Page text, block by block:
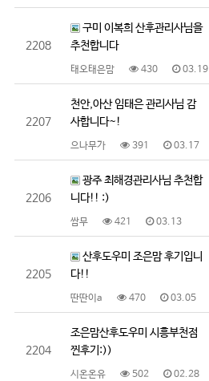
2208
구미 이복희 산후관리사님을
추천합니다
태오태은맘 430 03.19
2207
천안,아산 임태은 관리사님 감
사합니다~!
으나무가 391 03.17
2206
광주 최해경관리사님 추천합
니다!! :)
쌈무 421 03.13
2205
산후도우미 조은맘 후기입니
다!!
딴딴이a 470 03.05
2204
조은맘산후도우미 시흥부천점
찐후기:))
시온온유 502 02.28